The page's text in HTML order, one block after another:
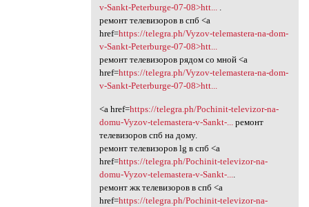
v-Sankt-Peterburge-07-08>htt...
ремонт телевизоров в спб <a
href=https://telegra.ph/Vyzov-telemastera-na-dom-
v-Sankt-Peterburge-07-08>htt...
ремонт телевизоров рядом со мной <a
href=https://telegra.ph/Vyzov-telemastera-na-dom-
v-Sankt-Peterburge-07-08>htt...
<a href=https://telegra.ph/Pochinit-televizor-na-
domu-Vyzov-telemastera-v-Sankt-...ремонт
телевизоров спб на дому.
ремонт телевизоров lg в спб <a
href=https://telegra.ph/Pochinit-televizor-na-
domu-Vyzov-telemastera-v-Sankt-....
ремонт жк телевизоров в спб <a
href=https://telegra.ph/Pochinit-televizor-na-